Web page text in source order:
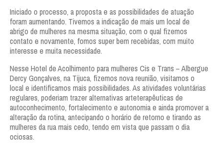
Iniciado o processo, a proposta e as possibilidades de atuação
foram aumentando. Tivemos a indicação de mais um local de
abrigo de mulheres na mesma situação, com o qual fizemos
contato e novamente, fomos super bem recebidas, com muito
interesse e muita necessidade.
Nesse Hotel de Acolhimento para mulheres Cis e Trans – Albergue
Dercy Gonçalves, na Tijuca, fizemos nova reunião, visitamos o
local e identificamos mais possibilidades. As atividades voluntárias
regulares, poderiam trazer alternativas arteterapêuticas de
autoconhecimento, fortalecimento e autonomia e ainda promover a
alteração da rotina, antecipando o horário de retorno e tirando as
mulheres da rua mais cedo, tendo em vista que passam o dia
ociosas.